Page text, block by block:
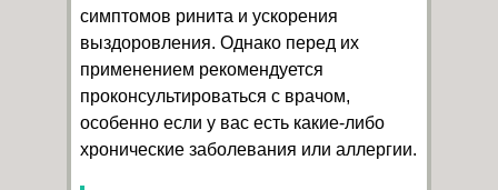
симптомов ринита и ускорения
выздоровления. Однако перед их
применением рекомендуется
проконсультироваться с врачом,
особенно если у вас есть какие-либо
хронические заболевания или аллергии.